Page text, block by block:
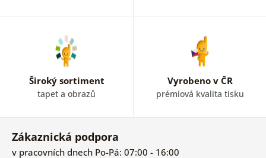
Široký sortiment
tapet a obrazů
Vyrobeno v ČR
prémiová kvalita tisku
Zákaznická podpora
v pracovních dnech Po-Pá: 07:00 - 16:00